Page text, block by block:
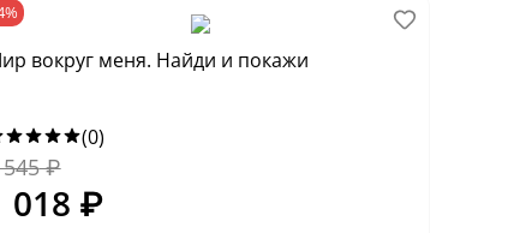
вокруг меня. Найди и покажи
(0)
₽
018 ₽